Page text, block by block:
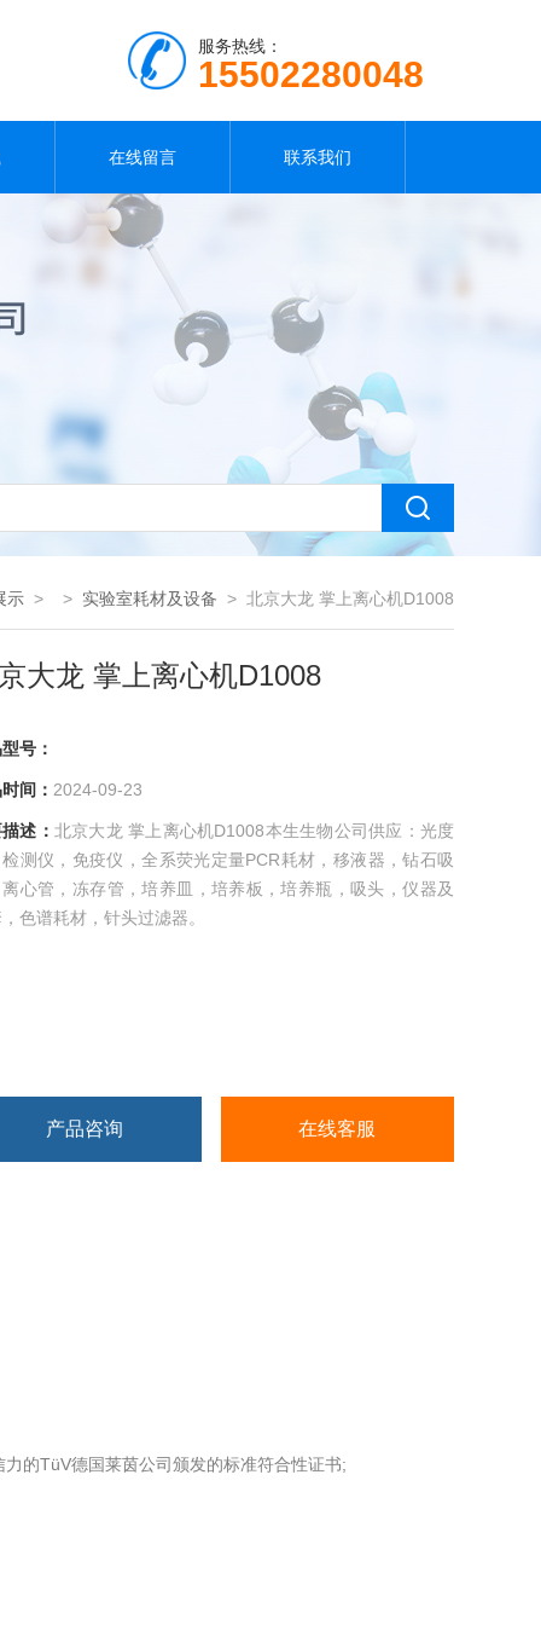
服务热线：
15502280048
在线留言 联系我们
示 > > 实验室耗材及设备 > 北京大龙 掌上离心机D1008
大龙 掌上离心机D1008
号：
间： 2024-09-23
述： 北京大龙 掌上离心机D1008本生生物公司供应：光度
测仪，免疫仪，全系荧光定量PCR耗材，移液器，钻石吸
心管，冻存管，培养皿，培养板，培养瓶，吸头，仪器及
色谱耗材，针头过滤器。
产品咨询 在线客服
的TüV德国莱茵公司颁发的标准符合性证书;